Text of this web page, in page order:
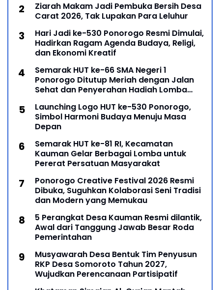
Ziarah Makam Jadi Pembuka Bersih Desa
Carat 2026, Tak Lupakan Para Leluhur
Hari Jadi ke-530 Ponorogo Resmi Dimulai,
Hadirkan Ragam Agenda Budaya, Religi,
dan Ekonomi Kreatif
Semarak HUT ke-66 SMA Negeri 1
Ponorogo Ditutup Meriah dengan Jalan
Sehat dan Penyerahan Hadiah Lomba
Launching Logo HUT ke-530 Ponorogo,
Simbol Harmoni Budaya Menuju Masa
Depan
Semarak HUT ke-81 RI, Kecamatan
Kauman Gelar Berbagai Lomba untuk
Pererat Persatuan Masyarakat
Ponorogo Creative Festival 2026 Resmi
Dibuka, Suguhkan Kolaborasi Seni Tradisi
dan Modern yang Memukau
5 Perangkat Desa Kauman Resmi dilantik,
Awal dari Tanggung Jawab Besar Roda
Pemerintahan
Musyawarah Desa Bentuk Tim Penyusun
RKP Desa Somoroto Tahun 2027,
Wujudkan Perencanaan Partisipatif